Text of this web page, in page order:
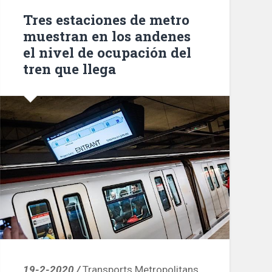
en
el
21%
del
22@»
Tres estaciones de metro
muestran en los andenes
el nivel de ocupación del
tren que llega
19-2-2020 / Transports Metropolitans